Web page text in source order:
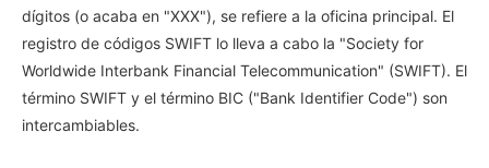
dígitos (o acaba en "XXX"), se refiere a la oficina principal. El
registro de códigos SWIFT lo lleva a cabo la "Society for
Worldwide Interbank Financial Telecommunication" (SWIFT). El
término SWIFT y el término BIC ("Bank Identifier Code") son
intercambiables.